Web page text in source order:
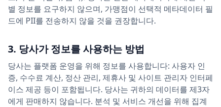
별 정보를 요구하지 않으며, 가맹점이 선택적 메타데이터 필
드에 PII를 전송하지 않을 것을 권장합니다.
3. 당사가 정보를 사용하는 방법
당사는 플랫폼 운영을 위해 정보를 사용합니다: 사용자 인
증, 수수료 계산, 정산 관리, 제휴사 및 사이트 관리자 인터페
이스 제공 등이 포함됩니다. 당사는 귀하의 데이터를 제3자
에게 판매하지 않습니다. 분석 및 서비스 개선을 위해 집계